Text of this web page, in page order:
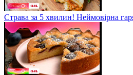
Страва за 5 хвилин! Неймовірна